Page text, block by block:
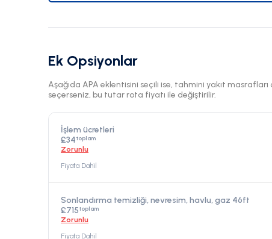
Ek Opsiyonlar
Aşağıda APA eklentisini seçili ise, tahmini yakıt
seçerseniz, bu tutar rota fiyatı ile değiştirilir.
İşlem ücretleri
£34toplam
Zorunlu
Fiyata Dahil
Sonlandırma temizliği, nevresim, havlu, gaz 46ft
£715toplam
Zorunlu
Fiyata Dahil